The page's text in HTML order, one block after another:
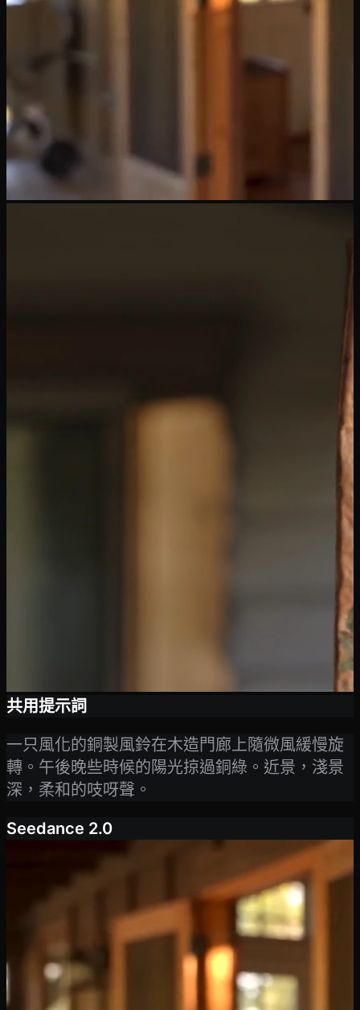
共用提示詞
一只風化的銅製風鈴在木造門廊上隨微風緩慢旋
轉。午後晚些時候的陽光掠過銅綠。近景，淺景
深，柔和的吱呀聲。
Seedance 2.0